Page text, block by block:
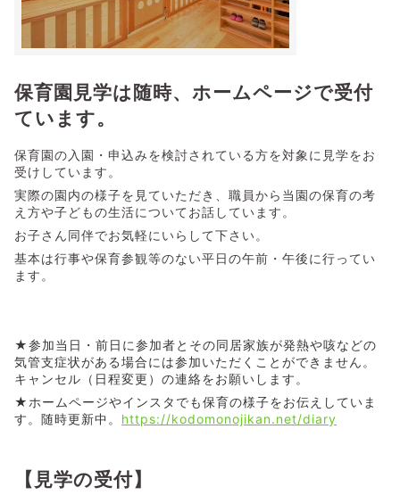
保育園見学は随時、ホームページで受付
ています。
保育園の入園・申込みを検討されている方を対象に見学をお
受けしています。
実際の園内の様子を見ていただき、職員から当園の保育の考
え方や子どもの生活についてお話しています。
お子さん同伴でお気軽にいらして下さい。
基本は行事や保育参観等のない平日の午前・午後に行ってい
ます。
★参加当日・前日に参加者とその同居家族が発熱や咳などの
気管支症状がある場合には参加いただくことができません。
キャンセル（日程変更）の連絡をお願いします。
★ホームページやインスタでも保育の様子をお伝えしていま
す。随時更新中。 https://kodomonojikan.net/diary
【見学の受付】